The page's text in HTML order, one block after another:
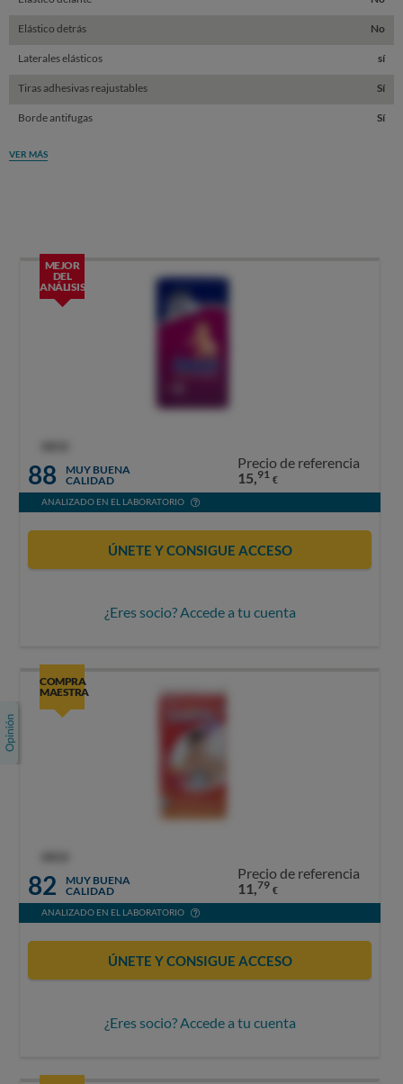
Elástico detrás No
Laterales elásticos sí
Tiras adhesivas reajustables Sí
Borde antifugas Sí
VER MÁS
MEJOR
DEL
ANÁLISIS
88
MUY BUENA
CALIDAD
Precio de referencia
15,91 €
ANALIZADO EN EL LABORATORIO
ÚNETE Y CONSIGUE ACCESO
¿Eres socio? Accede a tu cuenta
COMPRA
MAESTRA
82
MUY BUENA
CALIDAD
Precio de referencia
11,79 €
ANALIZADO EN EL LABORATORIO
ÚNETE Y CONSIGUE ACCESO
¿Eres socio? Accede a tu cuenta